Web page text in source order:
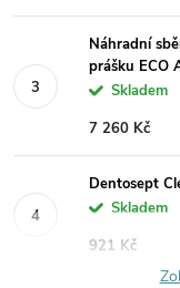
Náhradní
prášku ECO
Skladem
7 260 Kč
Dentosept
Skladem
921 Kč